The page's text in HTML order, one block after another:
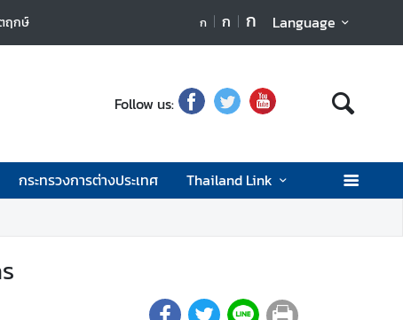
ฤกษ์ ก ก ก Language
Follow us:
กระทรวงการต่างประเทศ Thailand Link